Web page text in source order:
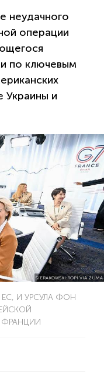
неудачного
операции
по ключевым
Украины и
SIERAKOWSKI:ROPI VIA ZUMA
И УРСУЛА ФОН